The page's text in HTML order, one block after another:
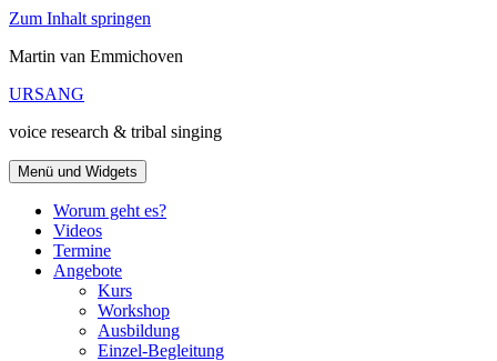
Zum Inhalt springen
Martin van Emmichoven
URSANG
voice research & tribal singing
Menü und Widgets
Worum geht es?
Videos
Termine
Angebote
Kurs
Workshop
Ausbildung
Einzel-Begleitung